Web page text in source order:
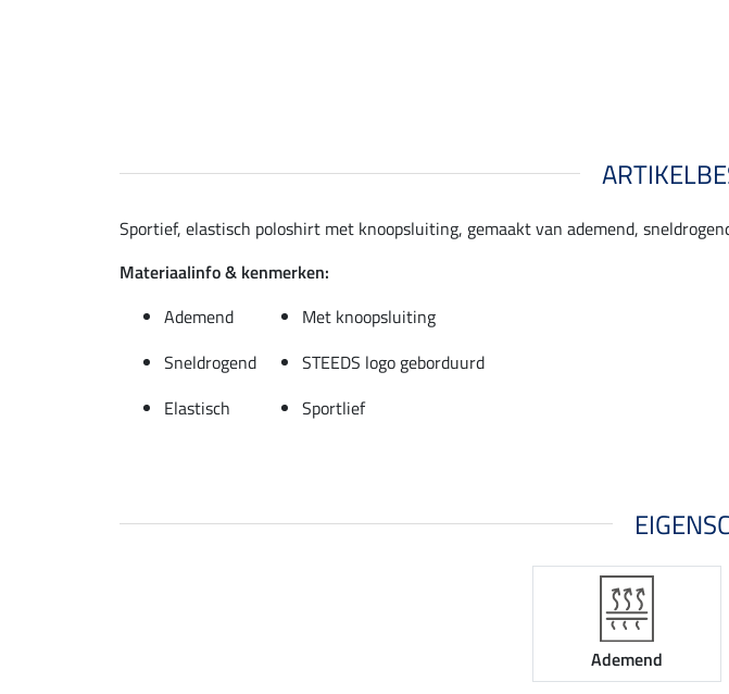
Sportief, elastisch poloshirt met knoopsluiting, gemaakt van ademend,
Materiaalinfo & kenmerken:
Ademend
Met knoopsluiting
Sneldrogend
STEEDS logo geborduurd
Elastisch
Sportlief
Ademend